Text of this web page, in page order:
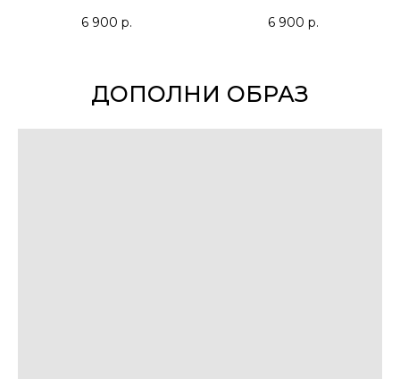
6 900 р.
6 900 р.
ДОПОЛНИ ОБРАЗ